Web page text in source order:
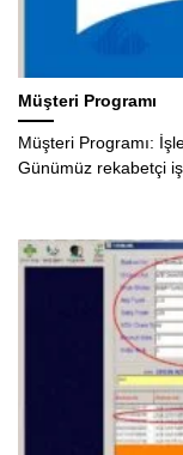
Müşteri Programı
Müşteri Programı:
Günümüz rekabetçi